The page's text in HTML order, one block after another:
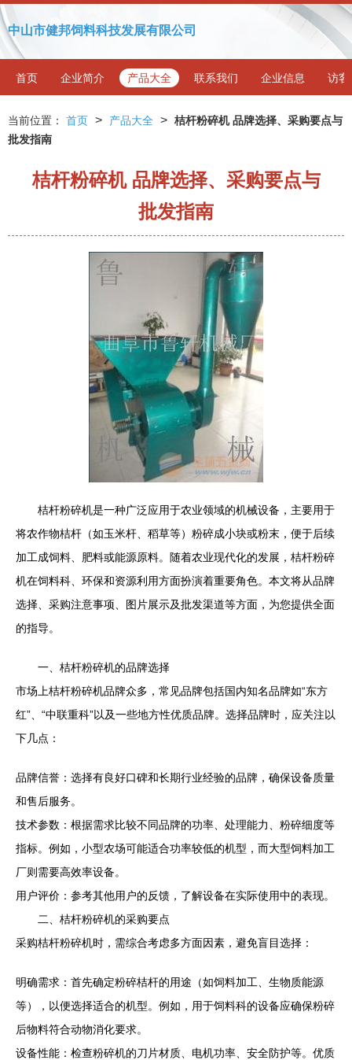
中山市健邦饲料科技发展有限公司
首页 企业简介 产品大全 联系我们 企业信息 访客
当前位置： 首页 > 产品大全 > 桔杆粉碎机 品牌选择、采购要点与
批发指南
桔杆粉碎机 品牌选择、采购要点与
批发指南
桔杆粉碎机是一种广泛应用于农业领域的机械设备，主要用于
将农作物桔杆（如玉米杆、稻草等）粉碎成小块或粉末，便于后续
加工成饲料、肥料或能源原料。随着农业现代化的发展，桔杆粉碎
机在饲料科、环保和资源利用方面扮演着重要角色。本文将从品牌
选择、采购注意事项、图片展示及批发渠道等方面，为您提供全面
的指导。
一、桔杆粉碎机的品牌选择
市场上桔杆粉碎机品牌众多，常见品牌包括国内知名品牌如“东方
红”、“中联重科”以及一些地方性优质品牌。选择品牌时，应关注以
下几点：
品牌信誉：选择有良好口碑和长期行业经验的品牌，确保设备质量
和售后服务。
技术参数：根据需求比较不同品牌的功率、处理能力、粉碎细度等
指标。例如，小型农场可能适合功率较低的机型，而大型饲料加工
厂则需要高效率设备。
用户评价：参考其他用户的反馈，了解设备在实际使用中的表现。
二、桔杆粉碎机的采购要点
采购桔杆粉碎机时，需综合考虑多方面因素，避免盲目选择：
明确需求：首先确定粉碎桔杆的用途（如饲料加工、生物质能源
等），以便选择适合的机型。例如，用于饲料科的设备应确保粉碎
后物料符合动物消化要求。
设备性能：检查粉碎机的刀片材质、电机功率、安全防护等。优质